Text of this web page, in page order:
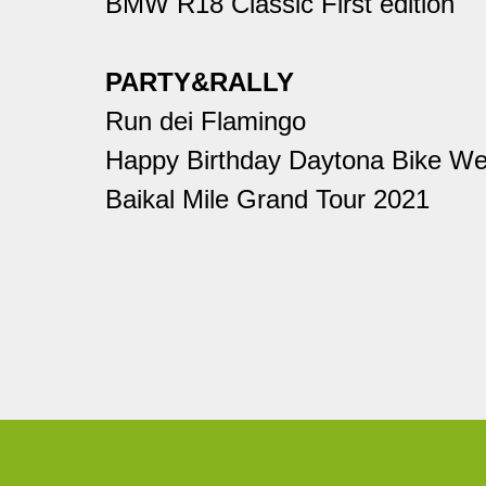
PARTY&RALLY
Run dei Flamingo
Happy Birthday Daytona Bike
Baikal Mile Grand Tour 2021